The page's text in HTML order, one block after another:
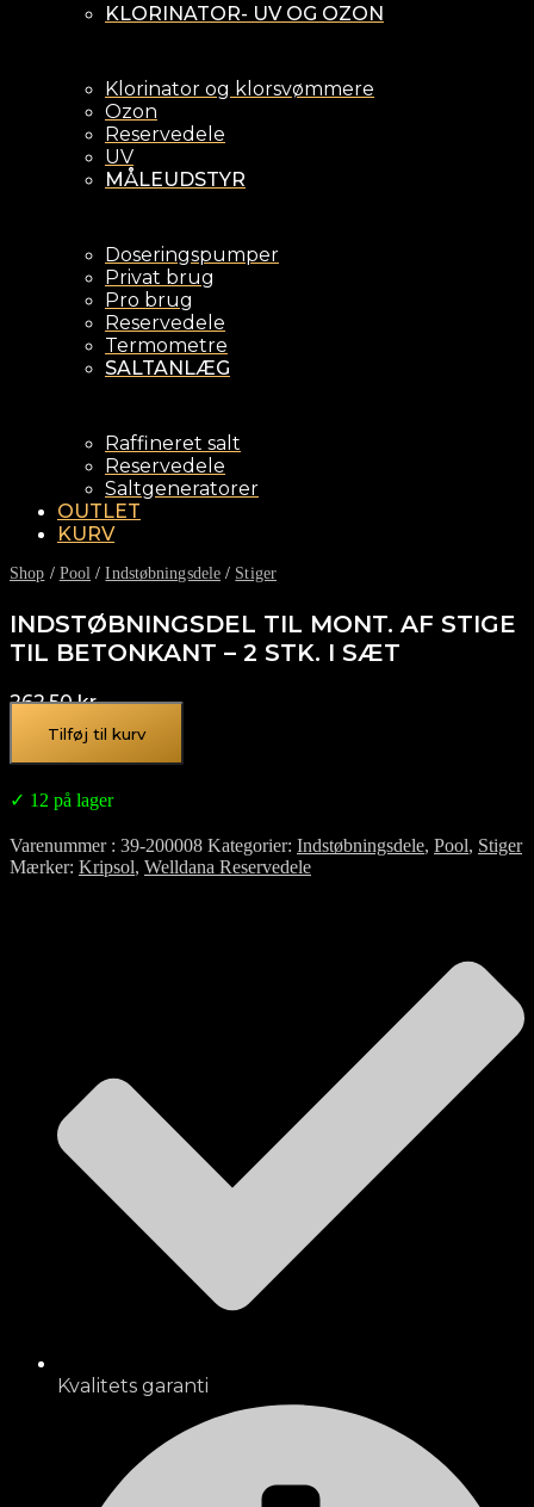
KLORINATOR- UV OG OZON
Klorinator og klorsvømmere
Ozon
Reservedele
UV
MÅLEUDSTYR
Doseringspumper
Privat brug
Pro brug
Reservedele
Termometre
SALTANLÆG
Raffineret salt
Reservedele
Saltgeneratorer
OUTLET
KURV
Shop / Pool /Indstøbningsdele / Stiger
INDSTØBNINGSDEL TIL MONT. AF STIGE
TIL BETONKANT – 2 STK. I SÆT
262,50kr.
Tilføj til kurv
✓ 12 på lager
Varenummer 39-200008 Kategorier Indstøbningsdele, Pool, Stiger
Mærker Kripsol, Welldana Reservedele
Kvalitets garanti